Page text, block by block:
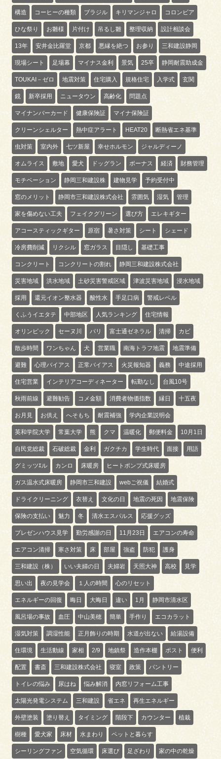
構造 コーヒーの種類 ブラジル キリマンジャロ コロンビア
ひな祭り お雛様 片付け 吊るし雛 整理収納 設計相談会
13年 安井金比羅堂 京都 悪縁を絶つ お参り 三和建設静岡
現場シート 足場幕 マイナス金利 景気 25卒 静岡耐震助成金
TOUKAI－ゼロ 地震対策 住宅購入 規格住宅 入学式 玄関
鏡 新卒採用 ニュータウン 高齢化 問題点
マイナンバーカード 健康保険証 マイナ保険証
クリーンシェルター 熱中症アラート HEAT20 断熱省エネ基準
虫対策 室内外 七ツ新屋 幸せホルモン ジャルディーノ
オムライス 敷地 愛犬 ドッグラン ボーナス 経済 財務管理
モチベーション 静岡三和建設株 建物見学 予約受付中
窓のメリット 静岡市三和建設株式会社 雰囲気 湿気 管理
家を傷めない工夫 フェイクグリーン 選び方 エレキギター
アコースティックギター 原宿 暑さ対策 シート シェード
冷房費削減 リクシル 窓ガラス 目隠し 基礎工事
コンクリート コンクリートの割れ 静岡三和建設株式会社
災害地域 洪水地域 土砂災害警戒区域 津波災害地域 浸水地域
採用 還元イオン整水器 酸性水 手足口病 警戒レベル
くふうイエタテ 中部地区 人気ランキング 住宅情報
オリンピック セーヌ川 パリ 富士通ゼネラル 清掃 カビ
散歩時間 ワンちゃん 犬 営業職 南海トラフ地震 地震準備
避難 心理バイアス 正常バイアス 火災報知器 義務 中途採用
住宅営業 インテリアコーディネーター 転勤なし 台風10号
秋雨前線 避難勧告 コメ金額 消費者物価指数 縁日 十五夜
お月見 お供え へそもち 耐震補強 学内企業説明会
英和学院大学 常葉大学 熊 クマ 温暖化 郵便料金 10月1日
自民党総裁 石破総裁 金利 ガクチカ 学生時代 面接 用語
グミッツｴル カンロ 床暖房 ヒートポンプ式床暖房
ガス温水式床暖房 静岡市三和建設 webご祝儀 結婚式
ドライクリーニング 衣替え 文化の日 地震の死因 地震保険
保険の支払い 魅力 冬 清水エスパルス 応援グッズ
プレゼンハウス見学 勤労感謝の日 11月23日 エアコンの寿命
エアコン清掃 寒さ対策 床 部屋 強盗 防犯 護身
三和建設（株） いい夫婦の日 夫婦岩 天照大神 高校 見学
思い出 夜の見学会 １人の時間 心のリセット
エネルギーの回復 晦日 大晦日 違い 1月 静岡市清水区
風呂場の事故 血圧 中山美穂 簡単 手作り エコカラット
湿気対策 調湿性能 正月飾りの時期 水道が出ない 給湯設備
住環境 生活動線 家相 2/9 地鎮祭 造作本棚 ポスト 便利
配置 書斎 三和建設株式会社 寝室 政策 パントリー
トイレの悩み 尿はね 悩み解消 内窓リフォーム工事
太陽光発電システム 三和建設 省エネ 再生エネルギー
外壁塗装 塗り替え タイミング 階段下 カウンター 植栽
樹種 愛犬家 床材 水まわり ペットと暮らす
シーリングファン 空気循環 床選び 足ざわり 家の中の乾燥